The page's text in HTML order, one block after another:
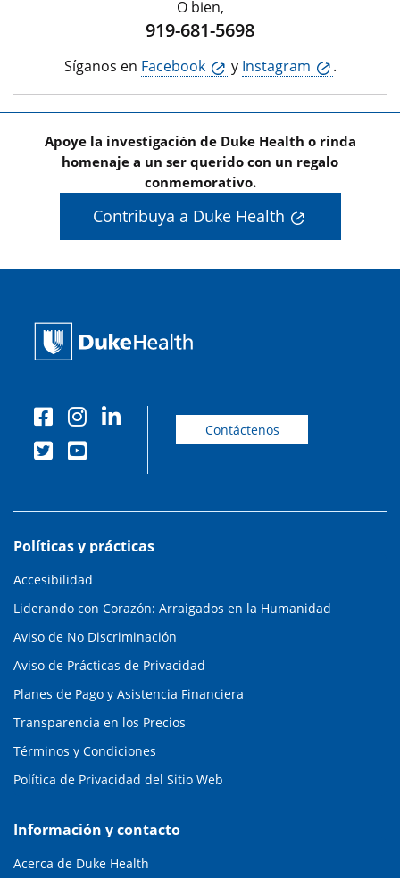
O bien,
919-681-5698
Síganos en Facebook y Instagram .
Apoye la investigación de Duke Health o rinda
homenaje a un ser querido con un regalo
conmemorativo.
Contribuya a Duke Health
Contáctenos
Políticas y prácticas
Accesibilidad
Liderando con Corazón: Arraigados en la Humanidad
Aviso de No Discriminación
Aviso de Prácticas de Privacidad
Planes de Pago y Asistencia Financiera
Transparencia en los Precios
Términos y Condiciones
Política de Privacidad del Sitio Web
Información y contacto
Acerca de Duke Health